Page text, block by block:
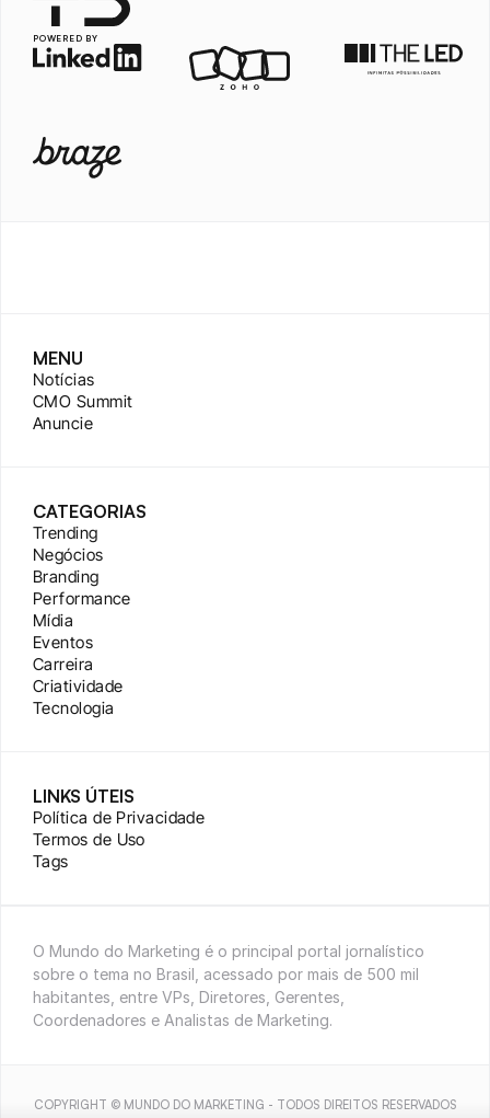
POWERED BY
MENU
Notícias
CMO Summit
Anuncie
CATEGORIAS
Trending
Negócios
Branding
Performance
Mídia
Eventos
Carreira
Criatividade
Tecnologia
LINKS ÚTEIS
Política de Privacidade
Termos de Uso
Tags
O Mundo do Marketing é o principal portal jornalístico
sobre o tema no Brasil, acessado por mais de 500 mil
habitantes, entre VPs, Diretores, Gerentes,
Coordenadores e Analistas de Marketing.
COPYRIGHT © MUNDO DO MARKETING - TODOS DIREITOS RESERVADOS